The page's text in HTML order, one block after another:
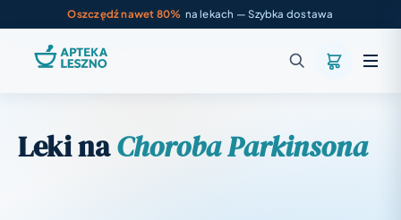
Oszczędź nawet 80% na lekach — Szybka dostawa
Leki naChoroba Parkinsona